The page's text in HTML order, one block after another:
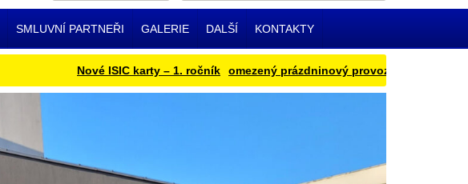
SMLUVNÍ PARTNEŘI GALERIE DALŠÍ KONTAKTY
Nové ISIC karty – 1. ročník omezený prázdninový provoz Přihlašování